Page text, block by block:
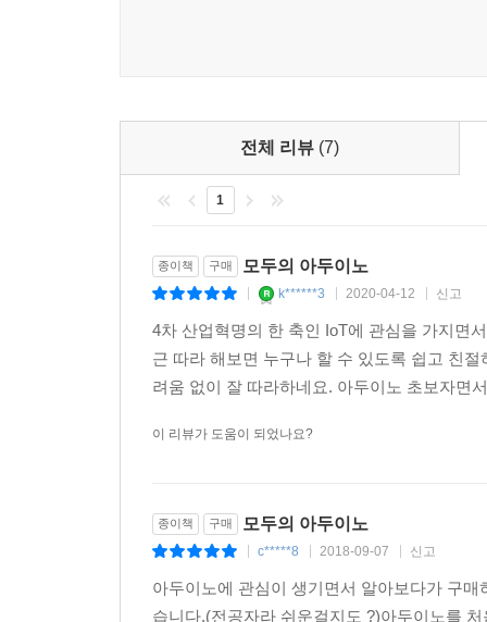
3.5 중요한 점을 알아보자
4 초음파 거리 센서(아날로그)를 사용해 보자
4.1 초음파 거리 센서란
4.2 초음파 거리 센서를 연결해 보자
4.4 작동해 보자
4.5 중요한 점을 알아보자
5.1 적외선 거리 센서의 구조 살펴보기
5.3 스케치를 작성해 보자
5.4 작동해 보자
6 액정 디스플레이(LCD)를 사용해 보자
6.1 연결해 보자
6.3 작동해 보자
책을 통해 아두이노의 기초를 이해하고 더 흥미를
2011년 1월 한 공부 모임에서 아두이노를 알
만큼 짧은 기간에 생각했던 것들을 만들 수 있
후에는 온몸이 두근거리기 시작했다.
최근 몇 년간 오픈소스 하드웨어의 개념은 전 세
출간된 책 《MARKERS》(크리스 앤더슨 지음,
받아 '3D 프린터'의 보급을 주장했다. 또한, 개인
하는 생각이다. 지금까지는 없었던 아두이노 팬층
예전에 나는 존경하는 분에게 '시스템은 무엇인
전체 리뷰 (7)
1
종이책 구매 모두의 아두이노
k******3 2020-04-12 신고
4차 산업혁명의 한 축인 IoT에 관심을 가지면
근 따라 해보면 누구나 할 수 있도록 쉽고 친
려움 없이 잘 따라하네요. 아두이노 초보자면
이 리뷰가 도움이 되었나요?
종이책 구매 모두의 아두이노
c*****8 2018-09-07 신고
아두이노에 관심이 생기면서 알아보다가 구
습니다.(전공자라 쉬운걸지도 ?)아두이노를